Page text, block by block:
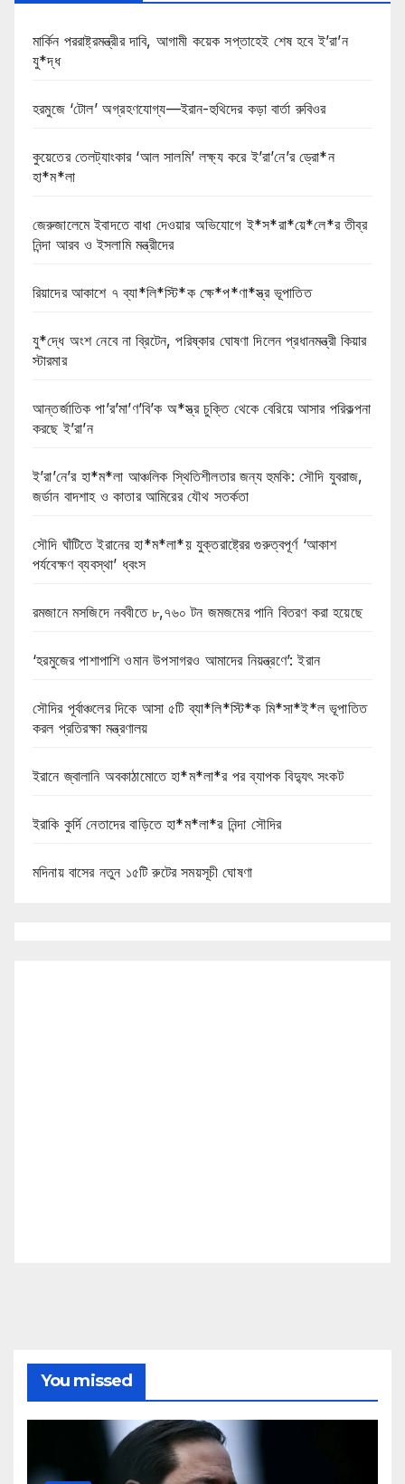
মার্কিন পররাষ্ট্রমন্ত্রীর দাবি, আগামী কয়েক সপ্তাহেই শেষ হবে ই’রা’ন
যু*দ্ধ
হরমুজে ‘টোল’ অগ্রহণযোগ্য—ইরান-হুথিদের কড়া বার্তা রুবিওর
কুয়েতের তেলট্যাংকার ‘আল সালমি’ লক্ষ্য করে ই’রা’নে’র ড্রো*ন
হা*ম*লা
জেরুজালেমে ইবাদতে বাধা দেওয়ার অভিযোগে ই*স*রা*য়ে*লে*র তীব্র
নিন্দা আরব ও ইসলামি মন্ত্রীদের
রিয়াদের আকাশে ৭ ব্যা*লি*স্টি*ক ক্ষে*প*ণা*স্ত্র ভূপাতিত
যু*দ্ধে অংশ নেবে না ব্রিটেন, পরিষ্কার ঘোষণা দিলেন প্রধানমন্ত্রী কিয়ার
স্টারমার
আন্তর্জাতিক পা’র’মা’ণ’বি’ক অ*স্ত্র চুক্তি থেকে বেরিয়ে আসার পরিকল্পনা
করছে ই’রা’ন
ই’রা’নে’র হা*ম*লা আঞ্চলিক স্থিতিশীলতার জন্য হুমকি: সৌদি যুবরাজ,
জর্ডান বাদশাহ ও কাতার আমিরের যৌথ সতর্কতা
সৌদি ঘাঁটিতে ইরানের হা*ম*লা*য় যুক্তরাষ্ট্রের গুরুত্বপূর্ণ ‘আকাশ
পর্যবেক্ষণ ব্যবস্থা’ ধ্বংস
রমজানে মসজিদে নববীতে ৮,৭৬০ টন জমজমের পানি বিতরণ করা হয়েছে
‘হরমুজের পাশাপাশি ওমান উপসাগরও আমাদের নিয়ন্ত্রণে’: ইরান
সৌদির পূর্বাঞ্চলের দিকে আসা ৫টি ব্যা*লি*স্টি*ক মি*সা*ই*ল ভূপাতিত
করল প্রতিরক্ষা মন্ত্রণালয়
ইরানে জ্বালানি অবকাঠামোতে হা*ম*লা*র পর ব্যাপক বিদ্যুৎ সংকট
ইরাকি কুর্দি নেতাদের বাড়িতে হা*ম*লা*র নিন্দা সৌদির
মদিনায় বাসের নতুন ১৫টি রুটের সময়সূচী ঘোষণা
You missed